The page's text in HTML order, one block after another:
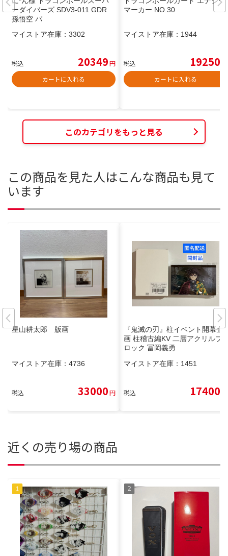
ーダイバーズ SDV3-011 GDR
孫悟空 パ
マイストア在庫： 3302
税込 20349円
カートに入れる
マーカー NO.30
マイストア在庫： 1944
税込 19250
カートに入れる
このカテゴリをもっと見る
この商品を見た人はこんな商品も見て
います
星山耕太郎 版画
マイストア在庫： 4736
税込 33000円
『鬼滅の刃』柱イベント開幕企
画 柱稽古編KV 二層アクリルブ
ロック 冨岡義勇
マイストア在庫： 1451
税込 17400
近くの売り場の商品